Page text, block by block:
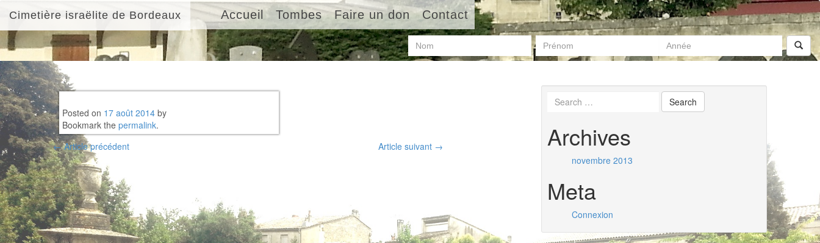
Cimetière israëlite de Bordeaux Accueil Tombes Faire un don Contact
Posted on 17 août 2014 by
Bookmark the permalink.
Post
navigation
←Article précédent Article suivant → Archives
novembre 2013
Meta
Connexion